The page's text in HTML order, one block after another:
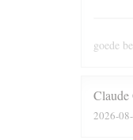
goede
Claude
2026-